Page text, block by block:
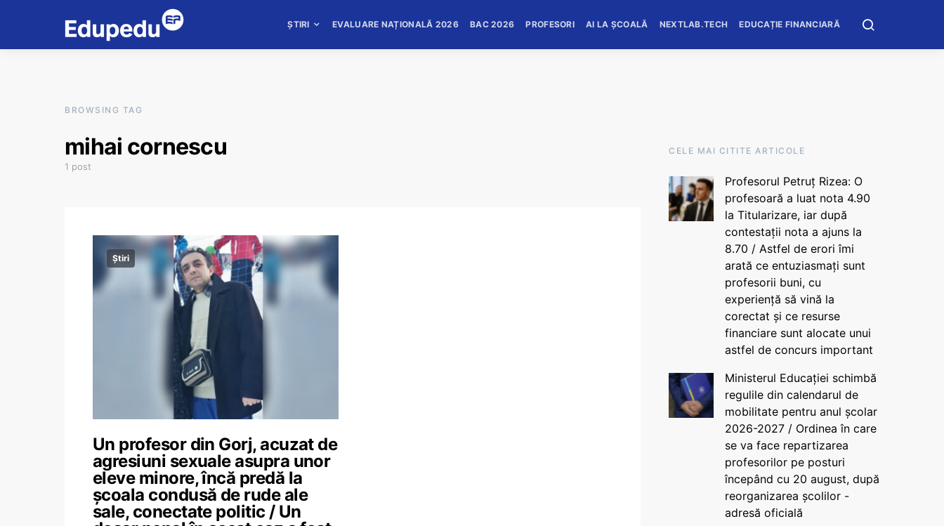
ȘTIRI EVALUARE NAȚIONALĂ 2026 BAC 2026 PROFESORI AI LA ȘCOALĂ NEXTLAB.TECH EDUCAȚIE FINANCIARĂ
BROWSING TAG
mihai cornescu
1 post
Știri
Un profesor din Gorj, acuzat de
agresiuni sexuale asupra unor
eleve minore, încă predă la
școala condusă de rude ale
sale, conectate politic / Un
CELE MAI CITITE ARTICOLE
Profesorul Petruț Rizea: O
profesoară a luat nota 4.90
la Titularizare, iar după
contestații nota a ajuns la
8.70 / Astfel de erori îmi
arată ce entuziasmați sunt
profesorii buni, cu
experiență să vină la
corectat și ce resurse
financiare sunt alocate unui
astfel de concurs important
Ministerul Educației schimbă
regulile din calendarul de
mobilitate pentru anul școlar
2026-2027 / Ordinea în care
se va face repartizarea
profesorilor pe posturi
începând cu 20 august, după
reorganizarea școlilor -
adresă oficială